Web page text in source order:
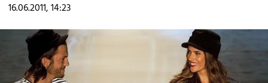
16.06.2011, 14:23